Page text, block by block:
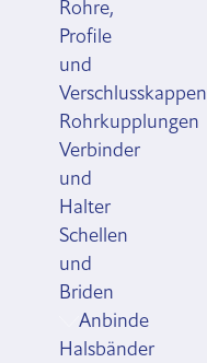
Rohre,
Profile
und
Verschlusskappen
Rohrkupplungen
Verbinder
und
Halter
Schellen
und
Briden
Anbinde
Halsbänder